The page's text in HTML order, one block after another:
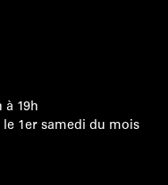
à 19h
1er samedi du mois